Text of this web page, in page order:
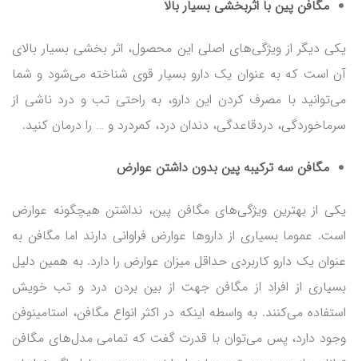
مگافن پین با اثربخشی بسیار بالا
یکی دیگر از ویژگی‌های اصلی این محصول، اثر بخشی بسیار بالای
آن است که به عنوان یک دارو بسیار قوی شناخته می‌شود و شما
می‌توانید با مصرف کردن این دارو، به راحتی تب و درد ناشی از
سرماخوردگی، دردقاعدگی، دندان درد، کمردرد و … را درمان کنید.
مگافن سه ترکیبه پین بدون داشتن عوارض
یکی از بهترین ویژگی‌های مگافن پین، نداشتن هیچگونه عوارض
است. عموما بسیاری از داروها عوارض فراوانی دارند اما مگافن به
عنوان یک دارو کاربردی حداقل میزان عوارض را دارد. به همین دلیل
بسیاری از افراد از مگافن جهت از بین بردن درد و تب خویش
استفاده می‌کنند. به واسطه اینکه در اکثر انواع مگافن، استامینوفن
وجود دارد، پس می‌توان با قدرت گفت که تمامی مدل‌های مگافن